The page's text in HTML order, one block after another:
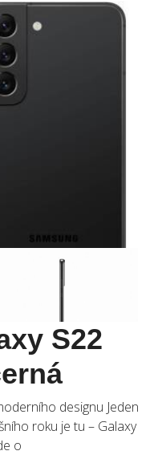
S22
designu Jeden
roku je tu – Galaxy
o